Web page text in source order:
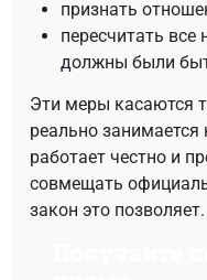
признать
пересчитать все
должны были
Эти меры касаются
реально
работает честно и
совмещать
закон это позволяет.